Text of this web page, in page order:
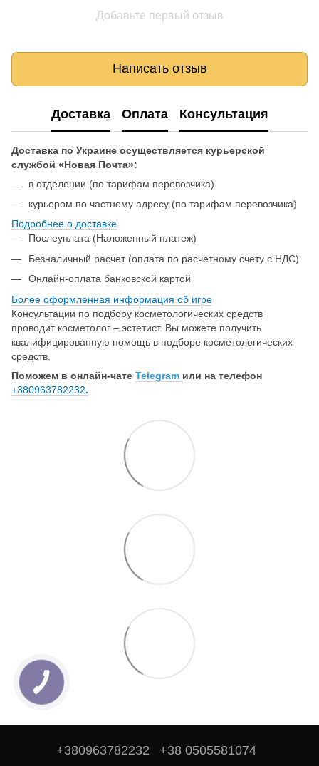
Добавьте первый отзыв
Написать отзыв
Доставка Оплата Консультация
Доставка по Украине осуществляется курьерской
службой «Новая Почта»:
в отделении (по тарифам перевозчика)
курьером по частному адресу (по тарифам перевозчика)
Подробнее о доставке
Послеуплата (Наложенный платеж)
Безналичный расчет (оплата по расчетному счету с НДС)
Онлайн-оплата банковской картой
Более оформленная информация об игре
Консультации по подбору косметологических средств
проводит косметолог – эстетист. Вы можете получить
квалифицированную помощь в подборе косметологических
средств.
Поможем в онлайн-чате Telegram или на телефон
+380963782232.
+380963782232 +38 0505581074